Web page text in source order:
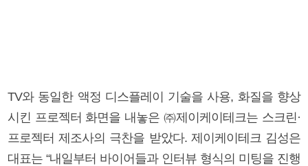
TV와 동일한 액정 디스플레이 기술을 사용, 화질을 향상
시킨 프로젝터 화면을 내놓은 ㈜제이케이테크는 스크린·
프로젝터 제조사의 극찬을 받았다. 제이케이테크 김성은
대표는 “내일부터 바이어들과 인터뷰 형식의 미팅을 진행